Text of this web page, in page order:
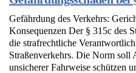
Gefährdung des Verkehrs:
Konsequenzen Der § 315c des
die strafrechtliche
Straßenverkehrs. Die Norm soll
unsicherer Fahrweise schützen